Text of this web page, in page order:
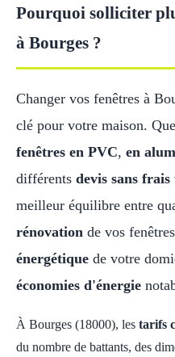
Pourquoi solliciter
à Bourges ?
Changer vos fenêtres à
clé pour votre maison.
fenêtres en PVC, en
différents devis sans frais
meilleur équilibre entre
rénovation de vos
énergétique de votre
économies d'énergie
À Bourges (18000), les tarifs
du nombre de battants, des